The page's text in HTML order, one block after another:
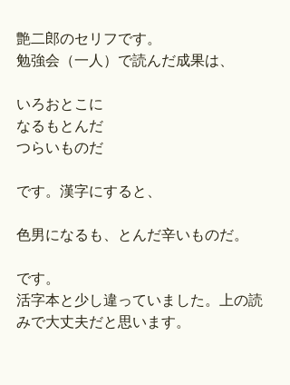
艶二郎のセリフです。
勉強会（一人）で読んだ成果は、
いろおとこに
なるもとんだ
つらいものだ
です。漢字にすると、
色男になるも、とんだ辛いものだ。
です。
活字本と少し違っていました。上の読
みで大丈夫だと思います。